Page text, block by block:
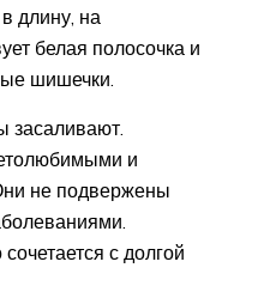
длину, на
белая полосочка и
шишечки.
засаливают.
и
не подвержены
с долгой